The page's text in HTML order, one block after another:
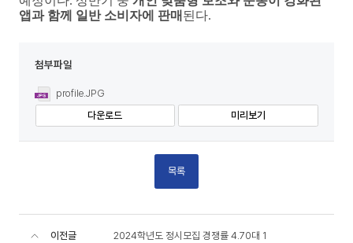
앱과 함께 일반 소비자에 판매 된다.
첨부파일
profile.JPG
다운로드
미리보기
목록
이전글 2024학년도 정시모집 경쟁률 4.70대 1